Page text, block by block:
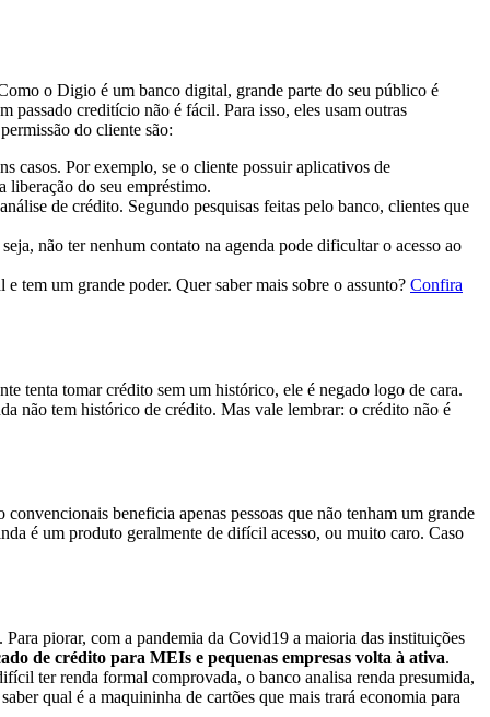
o Digio é um banco digital, grande parte do seu público é
creditício não é fácil. Para isso, eles usam outras
do cliente são:
casos. Por exemplo, se o cliente possuir aplicativos de
liberação do seu empréstimo.
de crédito. Segundo pesquisas feitas pelo banco, clientes que
não ter nenhum contato na agenda pode dificultar o acesso ao
tem um grande poder. Quer saber mais sobre o assunto? Confira
tenta tomar crédito sem um histórico, ele é negado logo de cara.
não tem histórico de crédito. Mas vale lembrar: o crédito não é
convencionais beneficia apenas pessoas que não tenham um grande
é um produto geralmente de difícil acesso, ou muito caro. Caso
. Para piorar, com a pandemia da Covid19 a maioria das instituições
de crédito para MEIs e pequenas empresas volta à ativa.
ter renda formal comprovada, o banco analisa renda presumida,
qual é a maquininha de cartões que mais trará economia para